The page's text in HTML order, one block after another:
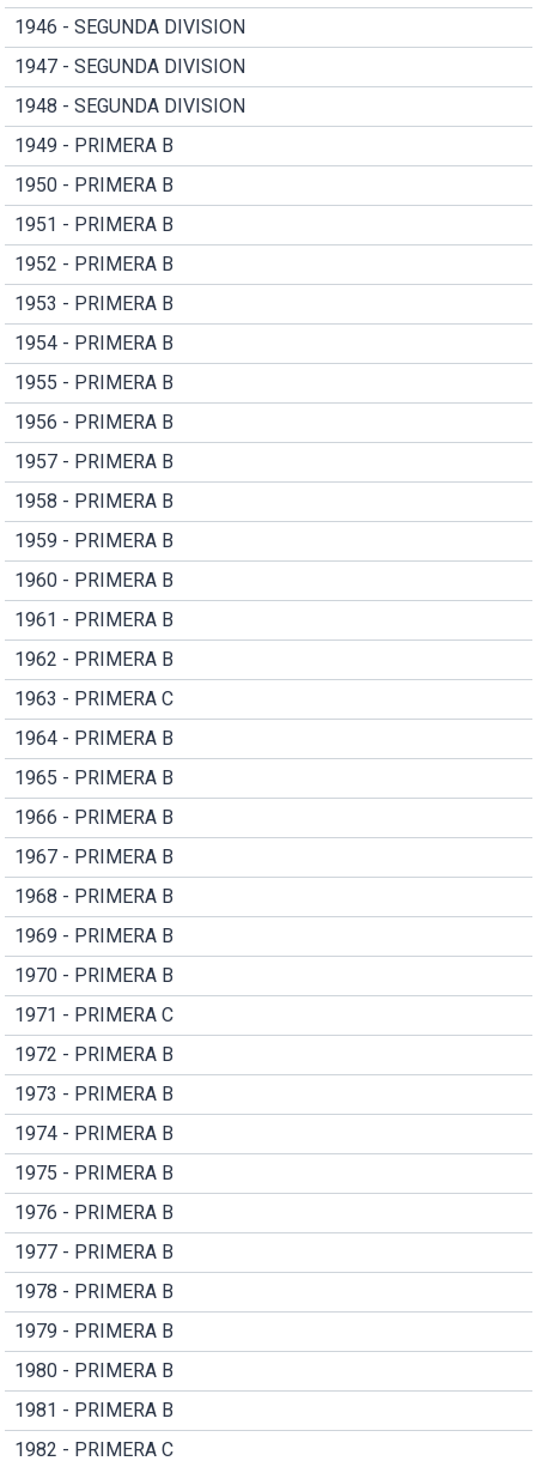
1946 - SEGUNDA DIVISION
1947 - SEGUNDA DIVISION
1948 - SEGUNDA DIVISION
1949 - PRIMERA B
1950 - PRIMERA B
1951 - PRIMERA B
1952 - PRIMERA B
1953 - PRIMERA B
1954 - PRIMERA B
1955 - PRIMERA B
1956 - PRIMERA B
1957 - PRIMERA B
1958 - PRIMERA B
1959 - PRIMERA B
1960 - PRIMERA B
1961 - PRIMERA B
1962 - PRIMERA B
1963 - PRIMERA C
1964 - PRIMERA B
1965 - PRIMERA B
1966 - PRIMERA B
1967 - PRIMERA B
1968 - PRIMERA B
1969 - PRIMERA B
1970 - PRIMERA B
1971 - PRIMERA C
1972 - PRIMERA B
1973 - PRIMERA B
1974 - PRIMERA B
1975 - PRIMERA B
1976 - PRIMERA B
1977 - PRIMERA B
1978 - PRIMERA B
1979 - PRIMERA B
1980 - PRIMERA B
1981 - PRIMERA B
1982 - PRIMERA C